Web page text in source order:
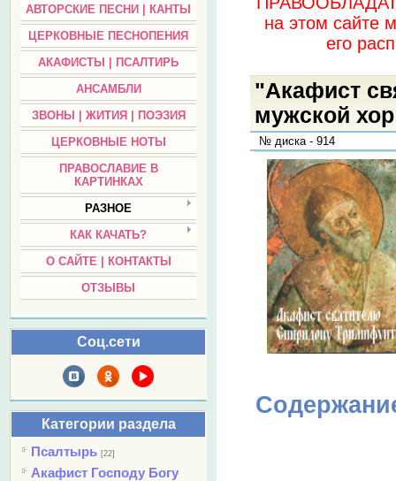
АВТОРСКИЕ ПЕСНИ | КАНТЫ
ЦЕРКОВНЫЕ ПЕСНОПЕНИЯ
АКАФИСТЫ | ПСАЛТИРЬ
АНСАМБЛИ
ЗВОНЫ | ЖИТИЯ | ПОЭЗИЯ
ЦЕРКОВНЫЕ НОТЫ
ПРАВОСЛАВИЕ В
КАРТИНКАХ
РАЗНОЕ
КАК КАЧАТЬ?
О САЙТЕ | КОНТАКТЫ
ОТЗЫВЫ
Соц.сети
Категории раздела
Псалтырь [22]
Акафист Господу Богу
на этом сайте
его
"Акафист
мужской
№ диска - 914